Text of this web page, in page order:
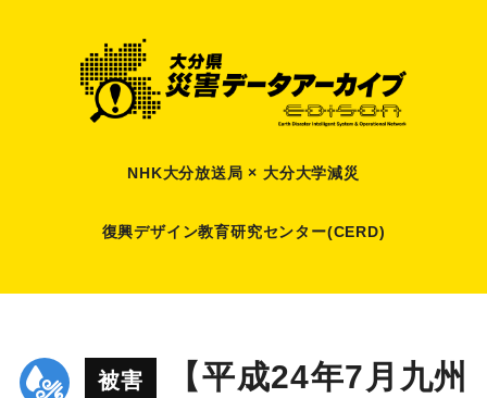
NHK大分放送局 × 大分大学減災
復興デザイン教育研究センター(CERD)
被害
【平成24年7月九州